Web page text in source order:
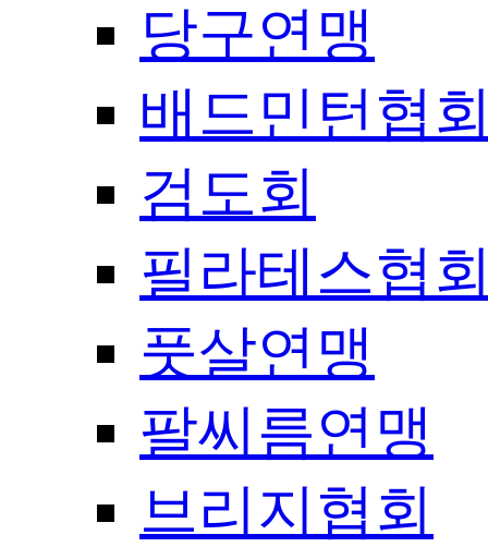
당구연맹
배드민턴협
검도회
필라테스협
풋살연맹
팔씨름연맹
브리지협회